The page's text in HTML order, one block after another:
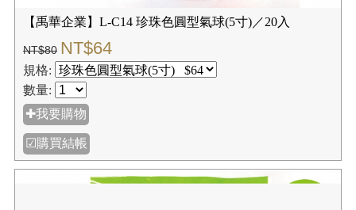
【禹華企業】L-C14 珍珠色圓型氣球(5寸)／20入
NT$80 NT$64
規格:
數量:
✚我要購物
☑購買結帳